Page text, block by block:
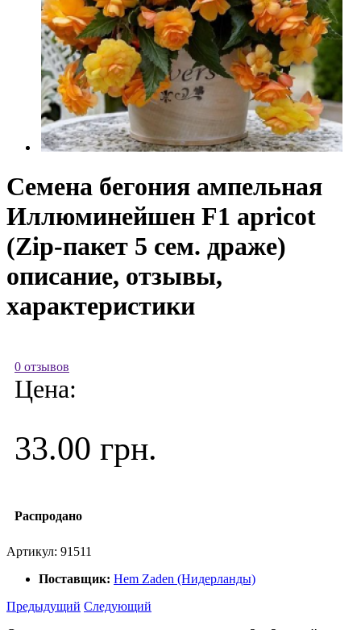
Семена бегония ампельная
Иллюминейшен F1 apricot
(Zip-пакет 5 сем. драже)
описание, отзывы,
характеристики
0 отзывов
Цена:
33.00 грн.
Распродано
Артикул: 91511
Поставщик: Hem Zaden (Нидерланды)
Предыдущий Следующий